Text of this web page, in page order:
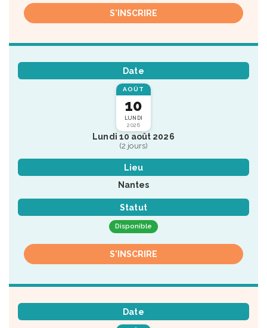
S'INSCRIRE
Date
AOÛT
10
LUNDI
2026
Lundi 10 août 2026
(2 jours)
Lieu
Nantes
Statut
Disponible
S'INSCRIRE
Date